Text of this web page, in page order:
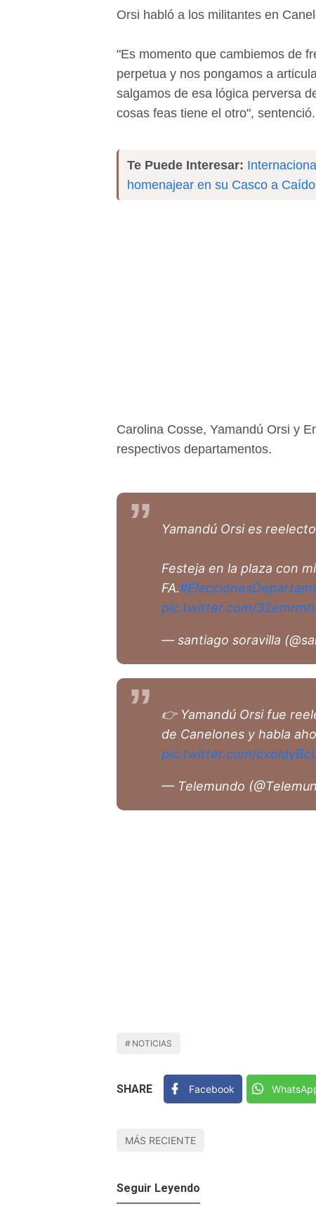
Orsi habló a los militantes en
"Es momento que cambiemos de
perpetua y nos pongamos a
salgamos de esa lógica perversa
cosas feas tiene el otro", sentenció.
Te Puede Interesar:
homenajear en su Casco a
Carolina Cosse, Yamandú Orsi y
respectivos departamentos.
Yamandú Orsi es
Festeja en la plaza con
FA.
pic.twitter.com/
— santiago soravilla
👉 Yamandú Orsi fue
de Canelones y habla
pic.twitter.com/
— Telemundo
NOTICIAS
SHARE Facebook
MÁS RECIENTE
Seguir Leyendo